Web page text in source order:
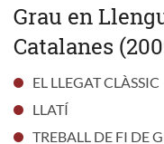
Grau en
Catalanes
EL LLEGAT CLÀSSIC
LLATÍ
TREBALL DE FI DE